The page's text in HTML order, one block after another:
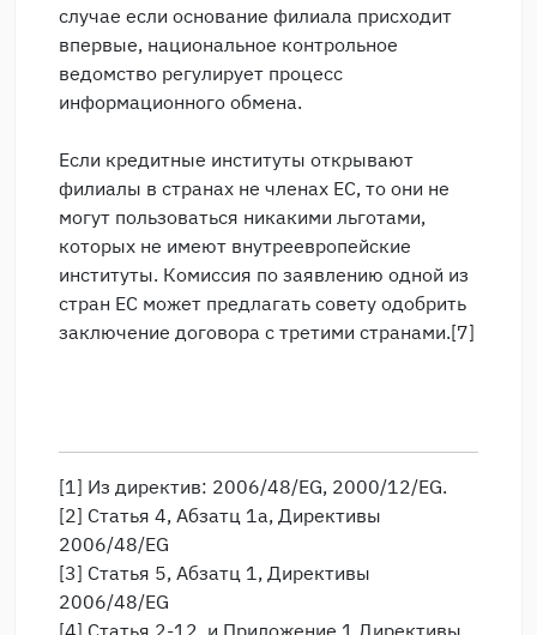
случае если основание филиала присходит
впервые, национальное контрольное
ведомство регулирует процесс
информационного обмена.
Если кредитные институты открывают
филиалы в странах не членах ЕС, то они не
могут пользоваться никакими льготами,
которых не имеют внутреевропейские
институты. Комиссия по заявлению одной из
стран ЕС может предлагать совету одобрить
заключение договора с третими странами.[7]
[1] Из директив: 2006/48/EG, 2000/12/EG.
[2] Статья 4, Абзатц 1а, Директивы
2006/48/EG
[3] Статья 5, Абзатц 1, Директивы
2006/48/EG
[4] Статья 2-12 и Приложение 1 Директивы